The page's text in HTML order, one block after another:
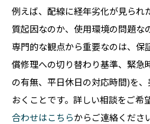
例えば、配線に経年劣化が見られ
質起因なのか、使用環境の問題な
専門的な観点から重要なのは、保
償修理への切り替わり基準、緊急
の有無、平日休日の対応時間)を
おくことです。詳しい相談をご希
合わせはこちらからご連絡くださ